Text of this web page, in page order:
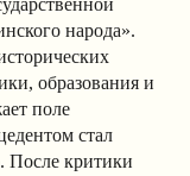
народа».
образования и
поле
стал
После критики